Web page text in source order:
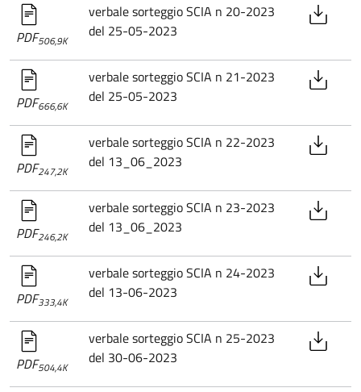
PDF506,9K
verbale sorteggio SCIA n 20-2023
del 25-05-2023
PDF666,6K
verbale sorteggio SCIA n 21-2023
del 25-05-2023
PDF247,2K
verbale sorteggio SCIA n 22-2023
del 13_06_2023
PDF246,2K
verbale sorteggio SCIA n 23-2023
del 13_06_2023
PDF333,4K
verbale sorteggio SCIA n 24-2023
del 13-06-2023
PDF504,4K
verbale sorteggio SCIA n 25-2023
del 30-06-2023